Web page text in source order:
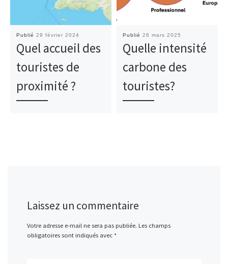
Publié 29 février 2024
Quel accueil des
touristes de
proximité ?
Publié 26 mars 2025
Quelle intensité
carbone des
touristes?
Laissez un commentaire
Votre adresse e-mail ne sera pas publiée. Les champs
obligatoires sont indiqués avec *